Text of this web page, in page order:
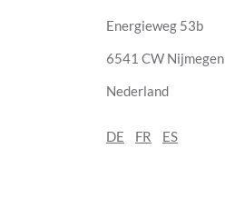
Energieweg 53b
6541 CW Nijmegen
Nederland
DE FR ES